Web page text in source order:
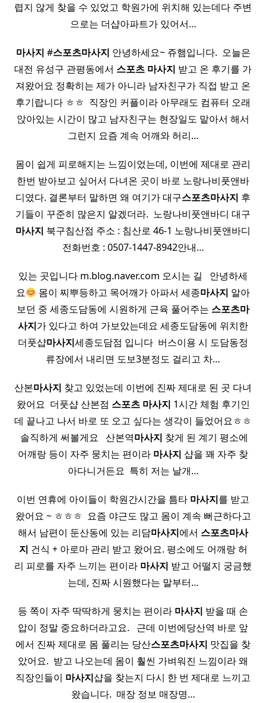
렵지 않게 찾을 수 있었고 학원가에 위치해 있는데다 주변
으로는 더샵아파트가 있어서…
마사지 #스포츠마사지 안녕하세요~ 쥬햄입니다. ​ 오늘은
대전 유성구 관평동에서 스포츠 마사지 받고 온 후기를 가
져왔어요 정확히는 제가 아니라 남자친구가 직접 받고 온
후기랍니다 ㅎㅎ ​ 직장인 커플이라 아무래도 컴퓨터 오래
앉아있는 시간이 많고 남자친구는 현장일도 맡아서 해서
그런지 요즘 계속 어깨와 허리…
몸이 쉽게 피로해지는 느낌이었는데, 이번에 제대로 관리
한번 받아보고 싶어서 다녀온 곳이 바로 노랑나비풋앤바
디였다. 결론부터 말하면 왜 여기가 대구스포츠마사지 후
기들이 꾸준히 많은지 알겠더라. ​ 노랑나비풋앤바디 대구
마사지 북구침산점 주소 : 침산로 46-1 노랑나비풋앤바디
전화번호 : 0507-1447-8942안내…
있는 곳입니다 m.blog.naver.com 오시는 길 ​ ​ 안녕하세
요
몸이 찌뿌등하고 목어깨가 아파서 세종마사지 알아
보던 중 세종도담동에 시원하게 근육 풀어주는 스포츠마
사지가 있다고 하여 가보았는데요 세종도담동에 위치한
더풋샵마사지세종도담점 입니다 ​ 버스이용 시 도담동정
류장에서 내리면 도보3분정도 걸리고 차…
산본마사지 찾고 있었는데 이번에 진짜 제대로 된 곳 다녀
왔어요 ​ 더풋샵 산본점 스포츠 마사지 1시간 체험 후기인
데 끝나고 나서 바로 또 오고 싶다는 생각이 들었어요ㅎㅎ
​ 솔직하게 써볼게요 ​ ​ 산본역마사지 찾게 된 계기 평소에
어깨랑 등이 자주 뭉치는 편이라 마사지 샵을 꽤 자주 찾
아다니거든요 ​ 특히 저는 날개…
이번 연휴에 아이들이 학원간시간을 틈타 마사지를 받고
왔어요 ~ ㅎㅎㅎ ​ 요즘 야근도 많고 몸이 계속 뻐근하다고
해서 남편이 둔산동에 있는 리담마사지에서 스포츠마사
지 건식 + 아로마 관리 받고 왔어요. 평소에도 어깨랑 허
리 피로를 자주 느끼는 편이라 마사지 받고 어떨지 궁금했
는데, 진짜 시원했다는 말부터…
등 쪽이 자주 딱딱하게 뭉치는 편이라 마사지 받을 때 손
압이 정말 중요하더라고요. ​ ​ 근데 이번에당산역 바로 앞
에서 진짜 제대로 몸 풀리는 당산스포츠마사지 맛집을 찾
았어요. ​ 받고 나오는데 몸이 훨씬 가벼워진 느낌이라 왜
직장인들이 마사지샵을 찾는지 다시 한 번 제대로 느끼고
왔습니다. ​ 매장 정보 매장명…